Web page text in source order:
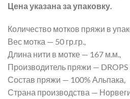
Цена указана за упаковку.
Количество мотков пряжи в
Вес мотка — 50 гр.гр.,
Длина нити в мотке — 167 м.м.,
Производитель пряжи — DROPS
Состав пряжи — 100% Альпака,
Страна производства —